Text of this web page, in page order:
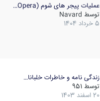
عملیات پیجر های شوم (Opera…
توسط Navard
5 خرداد 1404
زندگی نامه و خاطرات خلبانا…
توسط 951
20 اسفند 1403